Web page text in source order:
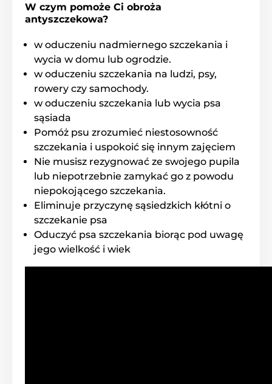
odbiornika obroża jest dedykowana
dla małych i średnich psów. Z
szczekanie także większych wrażliwych psów psów.
Długosc obroży
Dogtra YS300 to wysokiej jakości obroża
od 20 do 70 cm.
Waga
Dogtra YS300 to lekka obroża o wadze 113
g.
W czym pomoże Ci obroża
antyszczekowa?
w oduczeniu nadmiernego szczekania i
wycia w domu lub ogrodzie.
w oduczeniu szczekania na ludzi, psy,
rowery czy samochody.
w oduczeniu szczekania lub wycia psa
sąsiada
Pomóż psu zrozumieć niestosowność
szczekania i uspokoić się innym zajęciem
Nie musisz rezygnować ze swojego pupila
lub niepotrzebnie zamykać go z powodu
niepokojącego szczekania.
Eliminuje przyczynę sąsiedzkich kłótni o
szczekanie psa
Oduczyć psa szczekania biorąc pod uwagę
jego wielkość i wiek